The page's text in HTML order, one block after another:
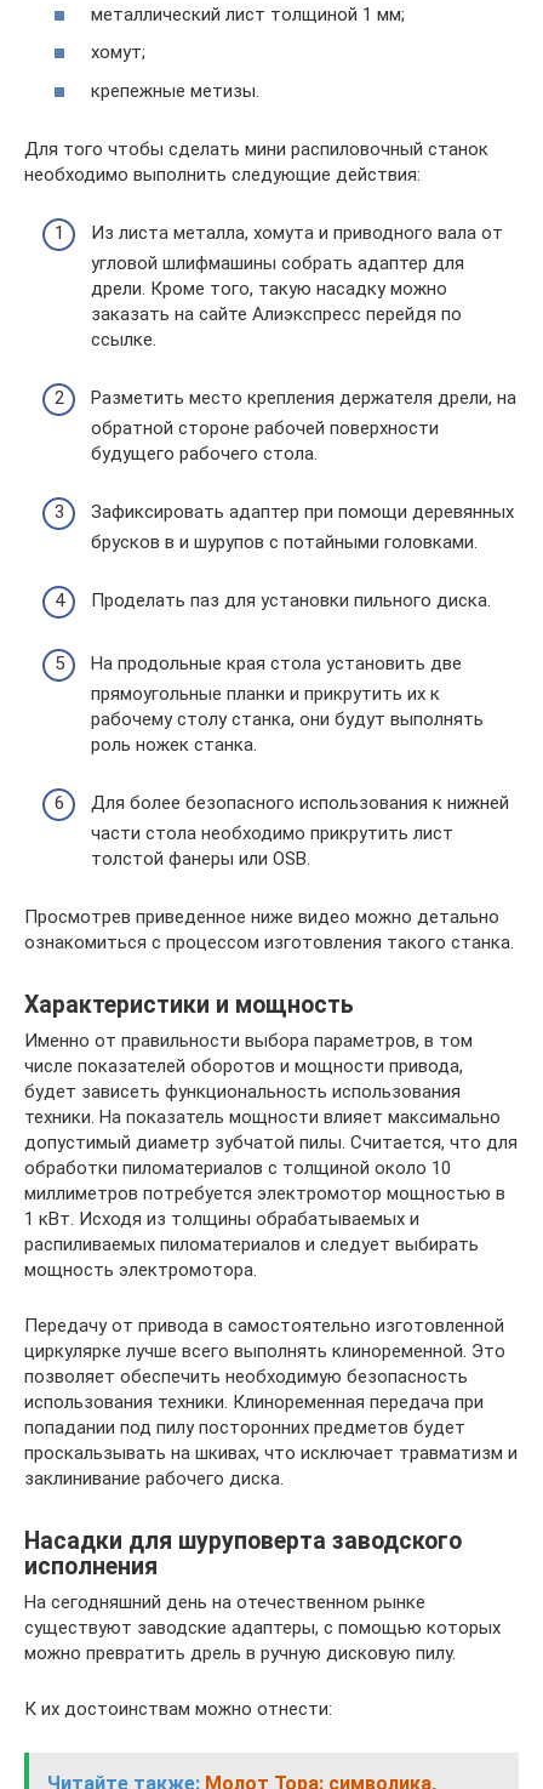
металлический лист толщиной 1 мм;
хомут;
крепежные метизы.
Для того чтобы сделать мини распиловочный станок
необходимо выполнить следующие действия:
Из листа металла, хомута и приводного вала от
угловой шлифмашины собрать адаптер для
дрели. Кроме того, такую насадку можно
заказать на сайте Алиэкспресс перейдя по
ссылке.
Разметить место крепления держателя дрели, на
обратной стороне рабочей поверхности
будущего рабочего стола.
Зафиксировать адаптер при помощи деревянных
брусков в и шурупов с потайными головками.
Проделать паз для установки пильного диска.
На продольные края стола установить две
прямоугольные планки и прикрутить их к
рабочему столу станка, они будут выполнять
роль ножек станка.
Для более безопасного использования к нижней
части стола необходимо прикрутить лист
толстой фанеры или OSB.
Просмотрев приведенное ниже видео можно детально
ознакомиться с процессом изготовления такого станка.
Характеристики и мощность
Именно от правильности выбора параметров, в том
числе показателей оборотов и мощности привода,
будет зависеть функциональность использования
техники. На показатель мощности влияет максимально
допустимый диаметр зубчатой пилы. Считается, что для
обработки пиломатериалов с толщиной около 10
миллиметров потребуется электромотор мощностью в
1 кВт. Исходя из толщины обрабатываемых и
распиливаемых пиломатериалов и следует выбирать
мощность электромотора.
Передачу от привода в самостоятельно изготовленной
циркулярке лучше всего выполнять клиноременной. Это
позволяет обеспечить необходимую безопасность
использования техники. Клиноременная передача при
попадании под пилу посторонних предметов будет
проскальзывать на шкивах, что исключает травматизм и
заклинивание рабочего диска.
Насадки для шуруповерта заводского
исполнения
На сегодняшний день на отечественном рынке
существуют заводские адаптеры, с помощью которых
можно превратить дрель в ручную дисковую пилу.
К их достоинствам можно отнести:
Читайте также: Молот Тора: символика,